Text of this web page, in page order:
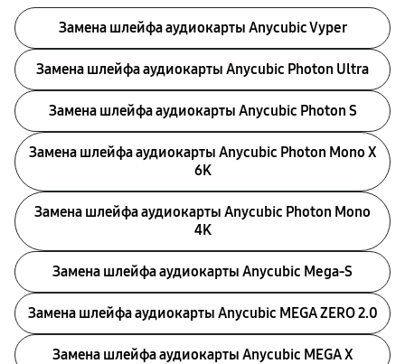
Замена шлейфа аудиокарты Anycubic Vyper
Замена шлейфа аудиокарты Anycubic Photon Ultra
Замена шлейфа аудиокарты Anycubic Photon S
Замена шлейфа аудиокарты Anycubic Photon Mono X
6K
Замена шлейфа аудиокарты Anycubic Photon Mono
4K
Замена шлейфа аудиокарты Anycubic Mega-S
Замена шлейфа аудиокарты Anycubic MEGA ZERO 2.0
Замена шлейфа аудиокарты Anycubic MEGA X